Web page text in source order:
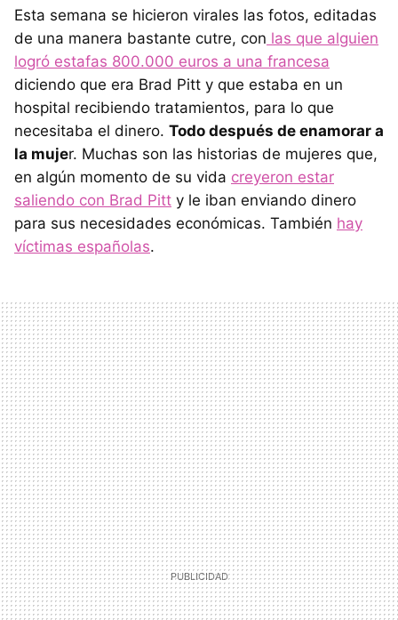
Esta semana se hicieron virales las fotos, editadas
de una manera bastante cutre, con las que alguien
logró estafas 800.000 euros a una francesa
diciendo que era Brad Pitt y que estaba en un
hospital recibiendo tratamientos, para lo que
necesitaba el dinero. Todo después de enamorar a
la mujer. Muchas son las historias de mujeres que,
en algún momento de su vida creyeron estar
saliendo con Brad Pitt y le iban enviando dinero
para sus necesidades económicas. También hay
víctimas españolas.